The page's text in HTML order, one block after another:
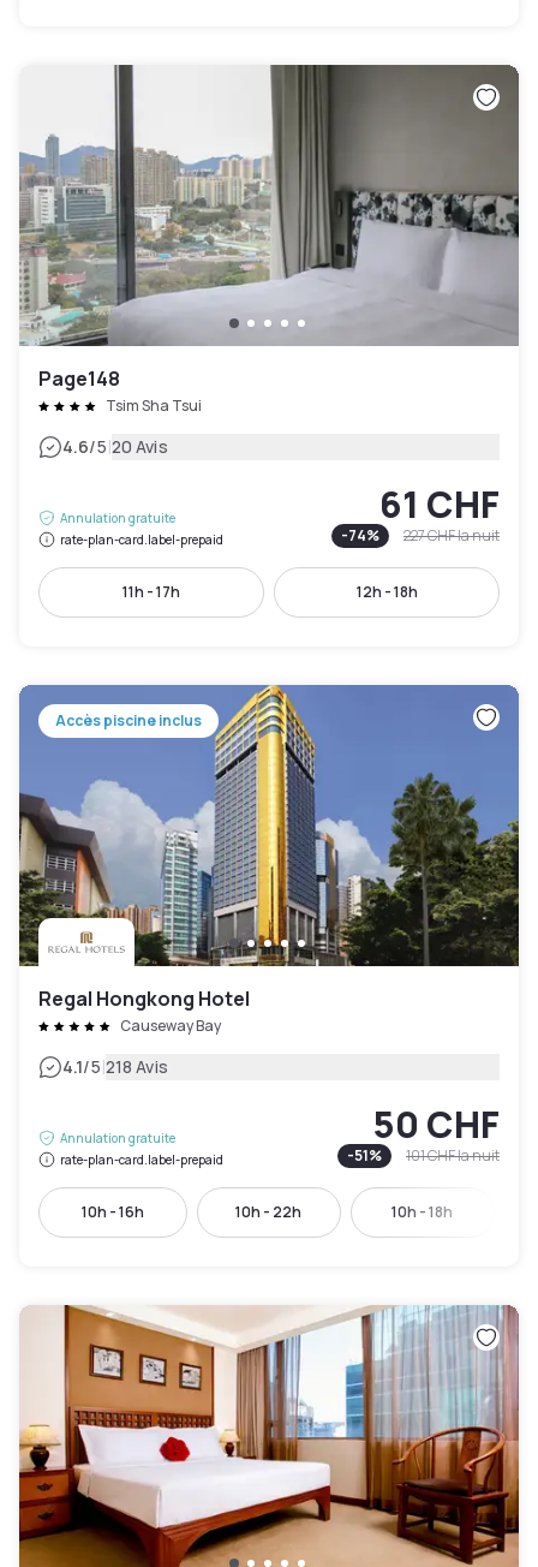
Page148
Tsim Sha Tsui
4.6/5|20 Avis
Annulation gratuite
rate-plan-card.label-prepaid
61 CHF
-74% 227 CHFla nuit
11h - 17h 12h - 18h
Accès piscine inclus
Regal Hongkong Hotel
Causeway Bay
4.1/5|218 Avis
Annulation gratuite
rate-plan-card.label-prepaid
50 CHF
-51% 101 CHFla nuit
10h - 16h 10h - 22h 10h - 18h